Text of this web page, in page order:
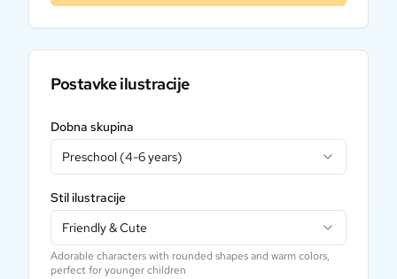
Postavke ilustracije
Dobna skupina
Preschool (4-6 years)
Stil ilustracije
Friendly & Cute
Adorable characters with rounded shapes and warm colors,
perfect for younger children